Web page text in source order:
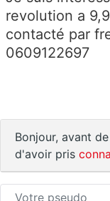
revolution a
contacté par
0609122697
Bonjour, avant
d'avoir pris